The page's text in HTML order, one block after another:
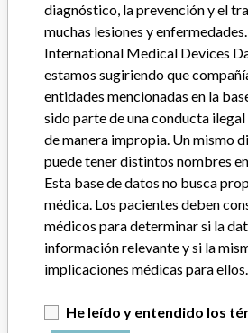
Manufacturer
BECKMAN COULTER
Dirección del fabricante
Empresa matriz del fabricante (2017)
ACERCA DE LA BASE DE DATOS
notificaciones de seguridad de
conexiones con los fabricantes.
diagnóstico, la prevención y el
muchas lesiones y
International Medical Devices
estamos sugiriendo que
entidades mencionadas en la
sido parte de una conducta
de manera impropia. Un mismo
puede tener distintos nombres
Esta base de datos no busca
médica. Los pacientes deben
médicos para determinar si la
información relevante y si la
implicaciones médicas para ellos.
He leído y entendido los